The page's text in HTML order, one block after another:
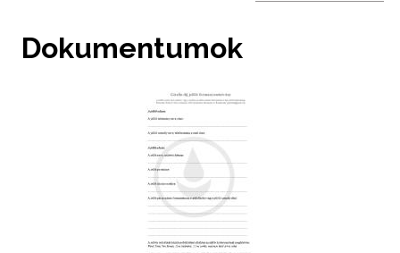
Dokumentumok